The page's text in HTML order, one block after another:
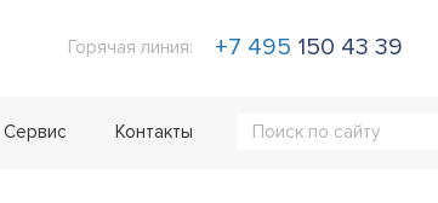
Горячая линия: +7 495 150 43 39
Сервис Контакты